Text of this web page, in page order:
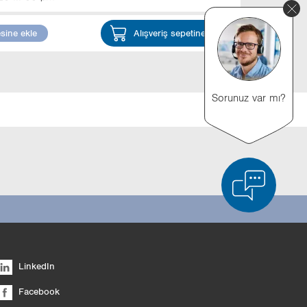
ekle Alışveriş sepetine ekle
Sorunuz var mı?
LinkedIn
Facebook